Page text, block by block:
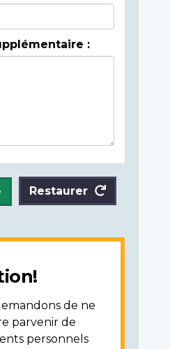
:
Restaurer
de ne
parvenir de
personnels